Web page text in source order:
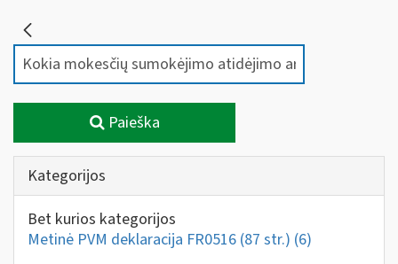
Paieška
Kategorijos
Bet kurios kategorijos
Metinė PVM deklaracija FR0516 (87 str.) (6)